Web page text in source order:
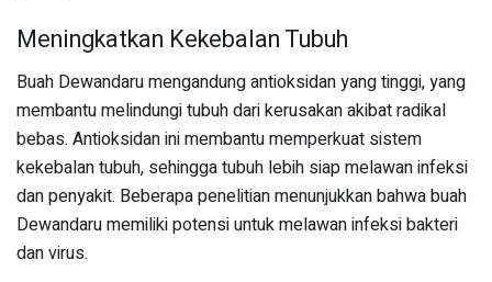
Meningkatkan Kekebalan Tubuh
Buah Dewandaru mengandung antioksidan yang tinggi, yang
membantu melindungi tubuh dari kerusakan akibat radikal
bebas. Antioksidan ini membantu memperkuat sistem
kekebalan tubuh, sehingga tubuh lebih siap melawan infeksi
dan penyakit. Beberapa penelitian menunjukkan bahwa buah
Dewandaru memiliki potensi untuk melawan infeksi bakteri
dan virus.